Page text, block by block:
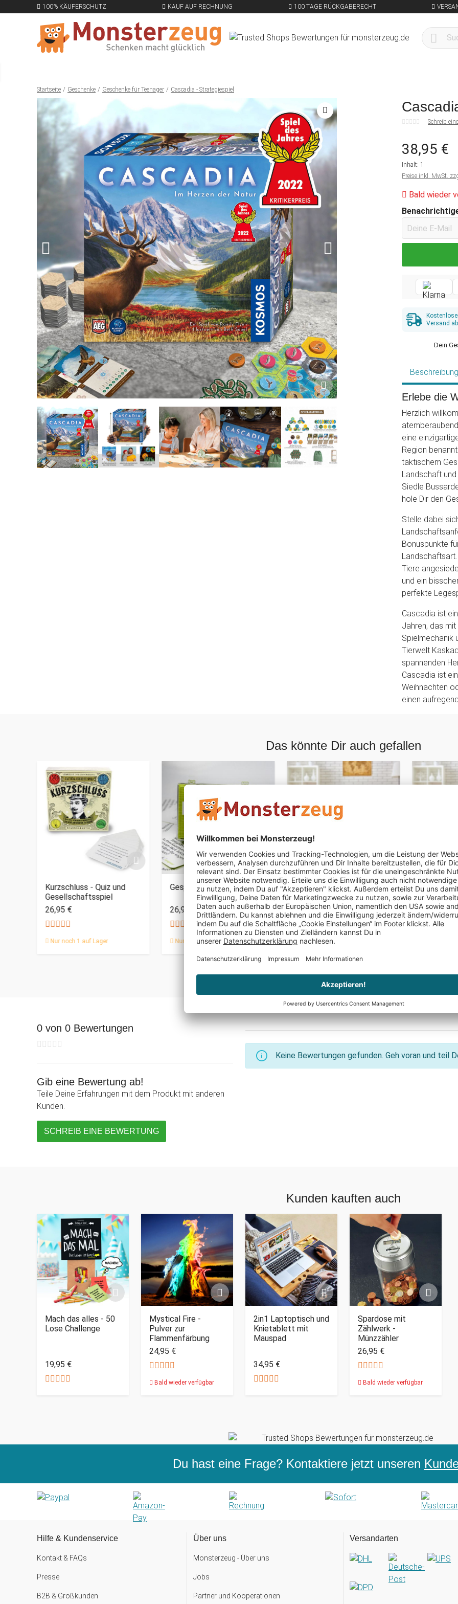
100% KÄUFERSCHUTZ KAUF AUF RECHNUNG 100 TAGE RÜCKGABERECHT
Startseite Geschenke Geschenke für Teenager Cascadia - Strategiespiel
Schreib
38,95 €
Inhalt: 1
Preise inkl. MwSt.
Bald wieder
Versand
Dein
Beschreibung
Erlebe die
Herzlich
eine
Region
taktischem
Landschaft
Siedle
hole Dir den
Stelle dabei
Bonuspunkte
Tiere
und ein
perfekte
Cascadia ist
Jahren, das
Spielmechanik
Tierwelt
spannenden
Cascadia ist
Weihnachten
einen
Das könnte Dir auch gefallen
Kurzschluss - Quiz und
Gesellschaftsspiel
26,95 €
Nur noch 1 auf Lager
Gesprächsstoff Partyspiel
26,95 €
Nur noch 1 auf Lager
Wer im Raum - Partyspiel
26,95 €
Nur noch 2 auf Lager
Ja, Nein,
Partyspiel
26,95 €
0 von 0 Bewertungen
Gib eine Bewertung ab!
Teile Deine Erfahrungen mit dem Produkt mit anderen
Kunden.
SCHREIB EINE BEWERTUNG
Keine Bewertungen gefunden. Geh voran und teil
Kunden kauften auch
Mach das alles - 50
Lose Challenge
19,95 €
Mystical Fire -
Pulver zur
Flammenfärbung
24,95 €
Bald wieder verfügbar
2in1 Laptoptisch und
Knietablett mit
Mauspad
34,95 €
Spardose mit
Zählwerk -
Münzzähler
26,95 €
Bald wieder verfügbar
Du hast eine Frage? Kontaktiere jetzt unseren
Hilfe & Kundenservice
Kontakt & FAQs
Presse
B2B & Großkunden
Über uns
Monsterzeug - Über uns
Jobs
Partner und Kooperationen
Versandarten